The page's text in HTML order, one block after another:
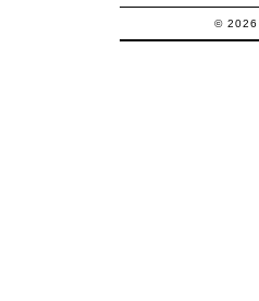
© 2026